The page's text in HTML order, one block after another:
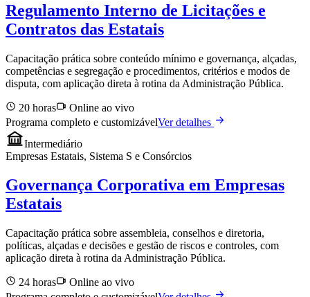
Regulamento Interno de Licitações e
Contratos das Estatais
Capacitação prática sobre conteúdo mínimo e governança, alçadas,
competências e segregação e procedimentos, critérios e modos de
disputa, com aplicação direta à rotina da Administração Pública.
20 horas
Online ao vivo
Programa completo e customizávelVer detalhes
Intermediário
Empresas Estatais, Sistema S e Consórcios
Governança Corporativa em Empresas
Estatais
Capacitação prática sobre assembleia, conselhos e diretoria,
políticas, alçadas e decisões e gestão de riscos e controles, com
aplicação direta à rotina da Administração Pública.
24 horas
Online ao vivo